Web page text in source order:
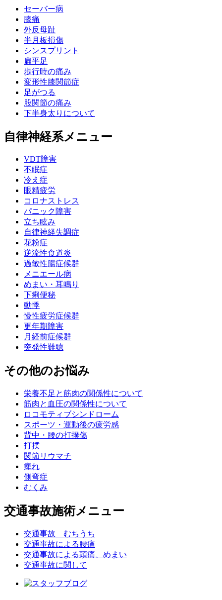
セーバー病
膝痛
外反母趾
半月板損傷
シンスプリント
扁平足
歩行時の痛み
変形性膝関節症
足がつる
股関節の痛み
下半身太りについて
自律神経系メニュー
VDT障害
不眠症
冷え症
眼精疲労
コロナストレス
パニック障害
立ち眩み
自律神経失調症
花粉症
逆流性食道炎
過敏性腸症候群
メニエール病
めまい・耳鳴り
下痢便秘
動悸
慢性疲労症候群
更年期障害
月経前症候群
突発性難聴
その他のお悩み
栄養不足と筋肉の関係性について
筋肉と血圧の関係性について
ロコモティブシンドローム
スポーツ・運動後の疲労感
背中・腰の打撲傷
打撲
関節リウマチ
痺れ
側弯症
むくみ
交通事故施術メニュー
交通事故 むちうち
交通事故による腰痛
交通事故による頭痛、めまい
交通事故に関して